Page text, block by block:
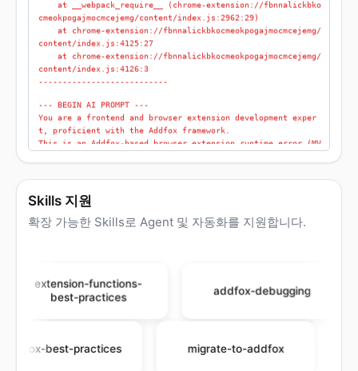
cmeokpogajmocmcejemg/content/index.js:2962:29)
    at chrome-extension://fbnnalickbkocmeokpogajmocmcejemg/
content/index.js:4125:27
    at chrome-extension://fbnnalickbkocmeokpogajmocmcejemg/
content/index.js:4126:3
---------------------------
You are a frontend and browser extension development exper
t, proficient with the Addfox framework.
This is an Addfox-based browser extension runtime error (MV
3).
Before proposing fixes:
2) Apply the `addfox-debugging` skills to analyze this repo
rt (and `.addfox/error.md` / `.addfox/meta.md` if availabl
e).
--- END AI PROMPT ---
--- Addfox extension error ---
type: error
time: 2026/3/21 20:58:51
stack:
Skills 지원
확장 가능한 Skills로 Agent 및 자동화를 지원합니다.
extension-functions-
best-practices
addfox-debugging
addfox-best-practices migrate-to-addfox